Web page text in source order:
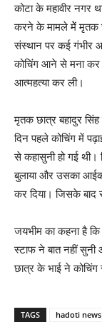
कोटा के महावीर नगर
करने के मामले मेें मृतक
संस्थान पर कई गंभीर
कोचिंग आने से मना
आत्महत्या कर ली।
मृतक छात्र बहादुर
दिन पहले कोचिंग में
से कहासुनी हो गई थी।
बुलाया और उसका
कर दिया। जिसके बाद
जयभीम का कहना है कि
स्टाफ ने बात नहीं सुनी
छात्र के भाई ने
TAGS hadoti news